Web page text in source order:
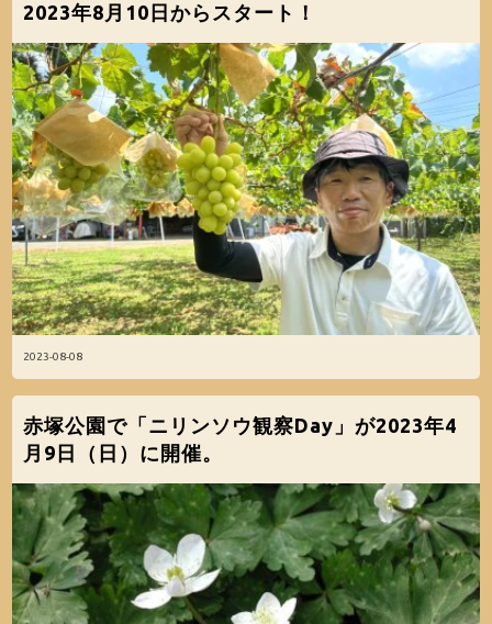
2023-08-08
2023年8月10日からスタート！
赤塚公園で「ニリンソウ観察Day」が2023年4
月9日（日）に開催。